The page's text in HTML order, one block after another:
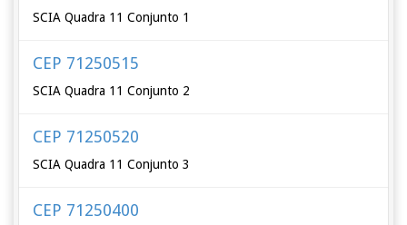
SCIA Quadra 11 Conjunto 1
CEP 71250515
SCIA Quadra 11 Conjunto 2
CEP 71250520
SCIA Quadra 11 Conjunto 3
CEP 71250400